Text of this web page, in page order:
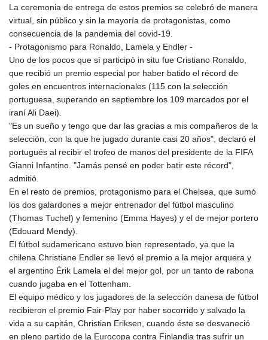
La ceremonia de entrega de estos premios se celebró de manera
virtual, sin público y sin la mayoría de protagonistas, como
consecuencia de la pandemia del covid-19.
- Protagonismo para Ronaldo, Lamela y Endler -
Uno de los pocos que sí participó in situ fue Cristiano Ronaldo,
que recibió un premio especial por haber batido el récord de
goles en encuentros internacionales (115 con la selección
portuguesa, superando en septiembre los 109 marcados por el
iraní Ali Daei).
"Es un sueño y tengo que dar las gracias a mis compañeros de la
selección, con la que he jugado durante casi 20 años", declaró el
portugués al recibir el trofeo de manos del presidente de la FIFA
Gianni Infantino. "Jamás pensé en poder batir este récord",
admitió.
En el resto de premios, protagonismo para el Chelsea, que sumó
los dos galardones a mejor entrenador del fútbol masculino
(Thomas Tuchel) y femenino (Emma Hayes) y el de mejor portero
(Edouard Mendy).
El fútbol sudamericano estuvo bien representado, ya que la
chilena Christiane Endler se llevó el premio a la mejor arquera y
el argentino Érik Lamela el del mejor gol, por un tanto de rabona
cuando jugaba en el Tottenham.
El equipo médico y los jugadores de la selección danesa de fútbol
recibieron el premio Fair-Play por haber socorrido y salvado la
vida a su capitán, Christian Eriksen, cuando éste se desvaneció
en pleno partido de la Eurocopa contra Finlandia tras sufrir un